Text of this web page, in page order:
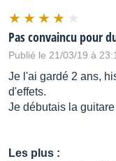
Pas convaincu pour
Publié le 21/03/19 à
Je l'ai gardé 2 ans,
d'effets.
Je débutais la
Les plus :